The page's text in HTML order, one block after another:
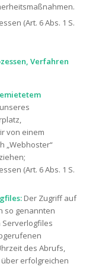
(Art. 6 Abs. 1 S.
Verfahren
von einem
„Webhoster“
(Art. 6 Abs. 1 S.
Der Zugriff auf
so genannten
Serverlogfiles
des Abrufs,
erfolgreichen